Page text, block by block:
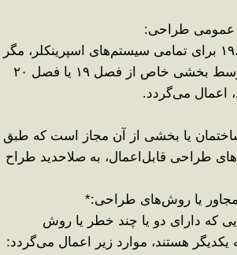
عمومی طراحی:
برای تمامی سیستم‌های اسپرینکلر، مگر
بخشی خاص از فصل ۱۹ یا فصل ۲۰
اعمال می‌گردد.
یا بخشی از آن مجاز است که طبق
طراحی قابل‌اعمال، به صلاحدید طراح
یا روش‌های طراحی:
*
که دارای دو یا چند خطر یا روش
هستند، موارد زیر اعمال می‌گردد: